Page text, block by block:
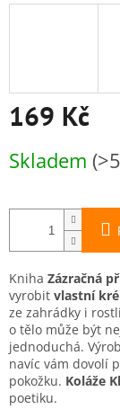
169 Kč
cena:
Skladem
Kniha Zázračná
vyrobit vlastní
ze zahrádky i
o tělo může být
jednoduchá.
navíc vám dovolí
pokožku. Koláže
poetiku.